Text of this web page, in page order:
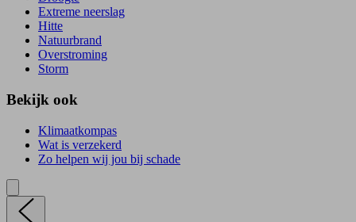
Extreme neerslag
Hitte
Natuurbrand
Overstroming
Storm
Bekijk ook
Klimaatkompas
Wat is verzekerd
Zo helpen wij jou bij schade